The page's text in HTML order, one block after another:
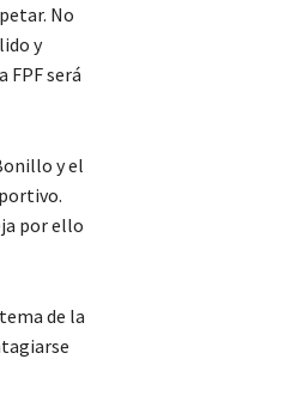
No
y
FPF será
y el
por ello
de la